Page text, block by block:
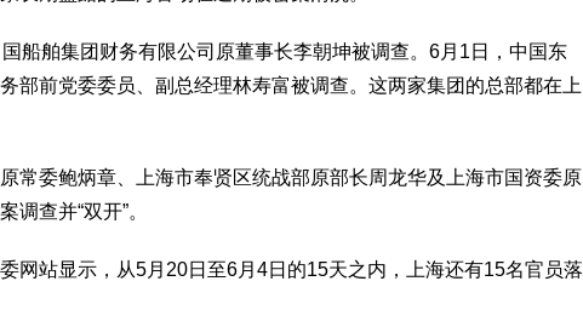
船舶集团财务有限公司原董事长李朝坤被调查。6月1日，中国东
部前党委委员、副总经理林寿富被调查。这两家集团的总部都在上
常委鲍炳章、上海市奉贤区统战部原部长周龙华及上海市国资委原
调查并“双开”。
网站显示，从5月20日至6月4日的15天之内，上海还有15名官员落